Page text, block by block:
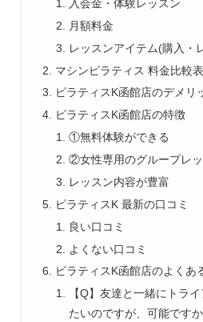
入会金・体験レッスン
月額料金
レッスンアイテム(購入・
マシンピラティス 料金比較表
ピラティスK函館店のデメリ
ピラティスK函館店の特徴
①無料体験ができる
②女性専用のグループレ
レッスン内容が豊富
ピラティスK 最新の口コミ
良い口コミ
よくない口コミ
ピラティスK函館店のよくあ
【Q】友達と一緒にトラ
たいのですが、可能ですか